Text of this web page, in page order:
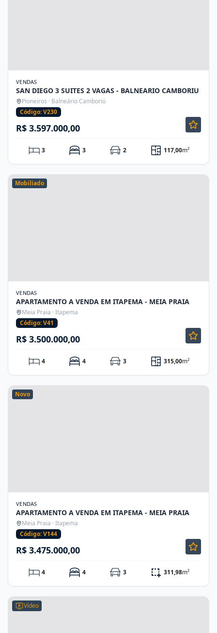
VENDAS
SAN DIEGO 3 SUITES 2 VAGAS - BALNEARIO CAMBORIU
Pioneiros · Balneário Camboriú
Código: V230
R$ 3.597.000,00
3 3 2 117,00m²
Mobiliado
VENDAS
APARTAMENTO A VENDA EM ITAPEMA - MEIA PRAIA
Meia Praia · Itapema
Código: V41
R$ 3.500.000,00
4 4 3 315,00m²
Novo
VENDAS
APARTAMENTO A VENDA EM ITAPEMA - MEIA PRAIA
Meia Praia · Itapema
Código: V144
R$ 3.475.000,00
4 4 3 311,98m²
Vídeo